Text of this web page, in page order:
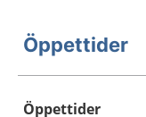
Öppettider
Öppettider